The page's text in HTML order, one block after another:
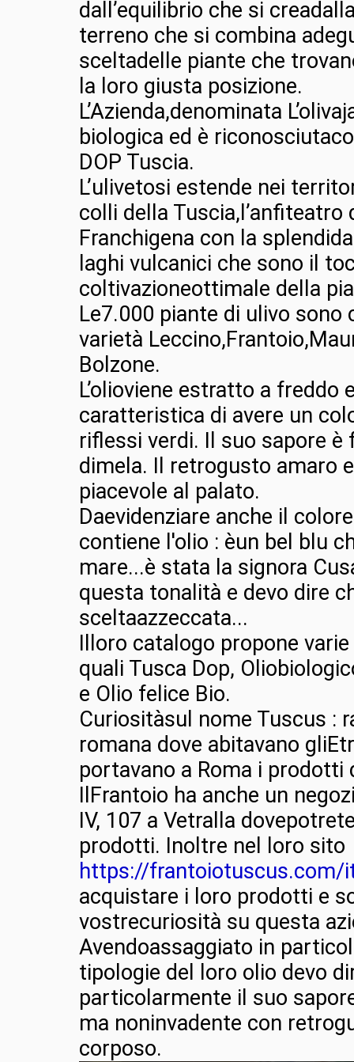
dall’equilibrio che si
terreno che si combina
sceltadelle piante che
la loro giusta posizione.
L’Azienda,denominata
biologica ed è
DOP Tuscia.
L’ulivetosi estende nei
colli della Tuscia,l’anfiteatro
Franchigena con la
laghi vulcanici che sono il
coltivazioneottimale della
Le7.000 piante di ulivo sono
varietà
Bolzone.
L’olioviene estratto a freddo
caratteristica di avere un
riflessi verdi. Il suo sapore
dimela. Il retrogusto amaro
piacevole al palato.
Daevidenziare anche il
contiene l'olio : èun bel blu
mare...è stata la signora
questa tonalità e devo dire
sceltaazzeccata...
Illoro catalogo propone
quali Tusca Dop,
e Olio felice Bio.
Curiositàsul nome Tuscus :
romana dove abitavano
portavano a Roma i prodotti
IlFrantoio ha anche un
IV, 107 a Vetralla
prodotti. Inoltre nel loro sito
https://frantoiotuscus.com/
acquistare i loro prodotti e
vostrecuriosità su questa
Avendoassaggiato in
tipologie del loro olio devo
particolarmente il suo
ma noninvadente con
corposo.